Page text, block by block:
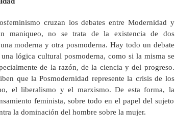
cruzan los debates entre Modernidad y
maniqueo, no se trata de la existencia de dos
moderna y otra posmoderna. Hay todo un debate
lógica cultural posmoderna, como si la misma se
de la razón, de la ciencia y del progreso.
que la Posmodernidad represente la crisis de los
el liberalismo y el marxismo. De esta forma, la
feminista, sobre todo en el papel del sujeto
la dominación del hombre sobre la mujer.